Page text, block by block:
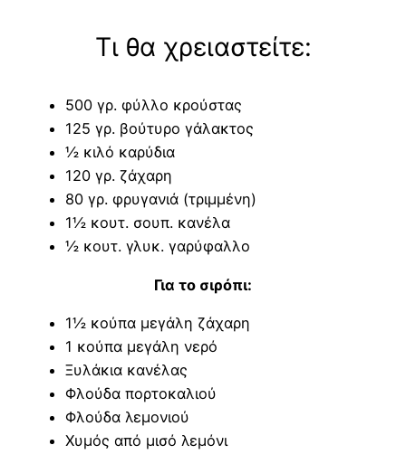
Τι θα χρειαστείτε:
500 γρ. φύλλο κρούστας
125 γρ. βούτυρο γάλακτος
½ κιλό καρύδια
120 γρ. ζάχαρη
80 γρ. φρυγανιά (τριμμένη)
1½ κουτ. σουπ. κανέλα
½ κουτ. γλυκ. γαρύφαλλο
Για το σιρόπι:
1½ κούπα μεγάλη ζάχαρη
1 κούπα μεγάλη νερό
Ξυλάκια κανέλας
Φλούδα πορτοκαλιού
Φλούδα λεμονιού
Χυμός από μισό λεμόνι